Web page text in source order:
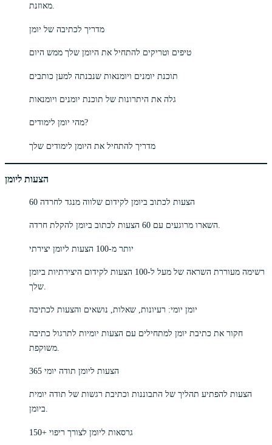
מאוזנת.
מדריך לכתיבה של יומן
טיפים וטריקים להתחיל את היומן שלך ממש היום
תוכנת יומנים ויומנאות שנבנתה למען כותבים
גלה את היתרונות של תוכנת יומנים ויומנאות
מהי יומן לימודים?
מדריך להתחיל את היומן לימודים שלך
הצעות ליומן
60 הצעות לכתוב ביומן לקידום שלווה מנגד לחרדה
יותר מ-100 הצעות ליומן יצירתי
רשימה מעוררת השראה של מעל ל-100 הצעות לקידום היצירתיות ביומן
יומן יומי: רעיונות, שאלות, נושאים והצעות לכתיבה
חקור את כתיבת יומן למתחילים עם הצעות יומיות לתרגול כתיבה
365 הצעות ליומן תודה יומי
הצעות להפתיע תהליך של התבוננות וכתיבת רגשות של תודה יומית
ביומן.
150+ גרסאות ליומן לצורך ריפוי